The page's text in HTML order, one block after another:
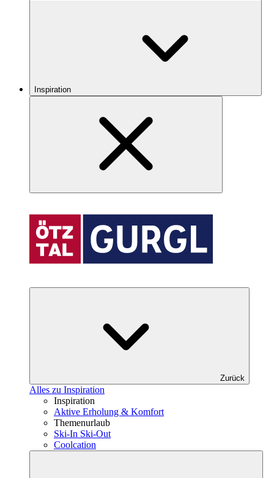
Inspiration
Zurück
Alles zu Inspiration
Inspiration
Aktive Erholung & Komfort
Themenurlaub
Ski-In Ski-Out
Coolcation